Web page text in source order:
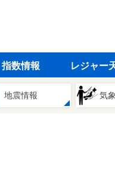
指数情報 レジャー
地震情報 気